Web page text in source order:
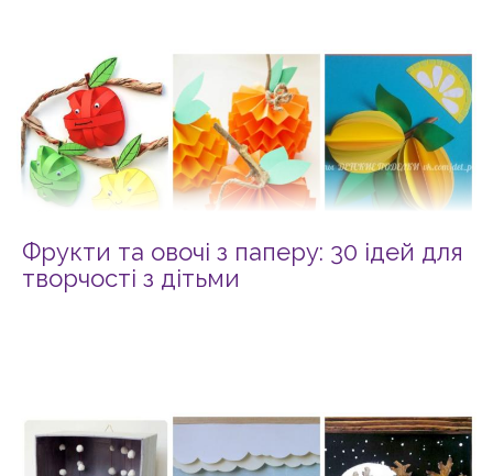
Фрукти та овочі з паперу: 30 ідей для
творчості з дітьми